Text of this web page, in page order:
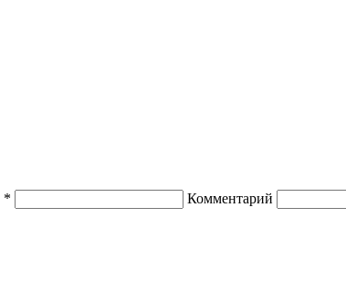
* Комментарий